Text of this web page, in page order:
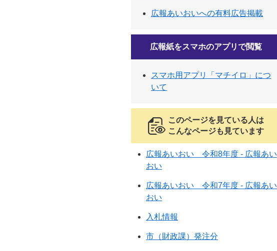
広報あいおいへの有料広告掲載
広報紙をスマホのアプリで閲覧
スマホ用アプリ「マチイロ」につ
いて
このページを見ている人は
こんなページも見ています
広報あいおい 令和8年度 - 広報あい
おい
広報あいおい 令和7年度 - 広報あい
おい
入札情報
市（財政課）発注分